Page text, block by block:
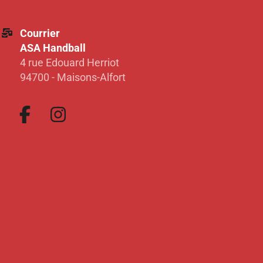
Courrier
ASA Handball
4 rue Edouard Herriot
94700 - Maisons-Alfort